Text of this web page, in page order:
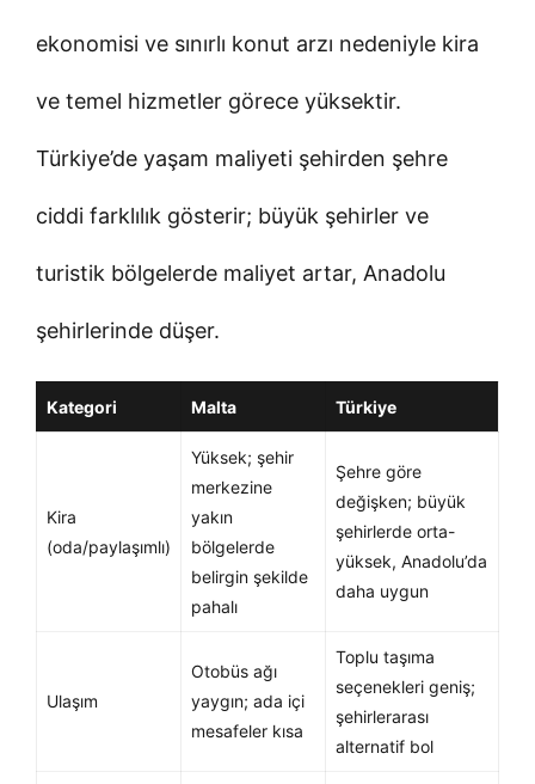
ekonomisi ve sınırlı konut arzı nedeniyle kira
ve temel hizmetler görece yüksektir.
Türkiye’de yaşam maliyeti şehirden şehre
ciddi farklılık gösterir; büyük şehirler ve
turistik bölgelerde maliyet artar, Anadolu
şehirlerinde düşer.
Kategori Malta Türkiye
Kira
(oda/paylaşımlı)
Yüksek; şehir
merkezine
yakın
bölgelerde
belirgin şekilde
pahalı
Şehre göre
değişken; büyük
şehirlerde orta-
yüksek, Anadolu’da
daha uygun
Ulaşım
Otobüs ağı
yaygın; ada içi
mesafeler kısa
Toplu taşıma
seçenekleri geniş;
şehirlerarası
alternatif bol